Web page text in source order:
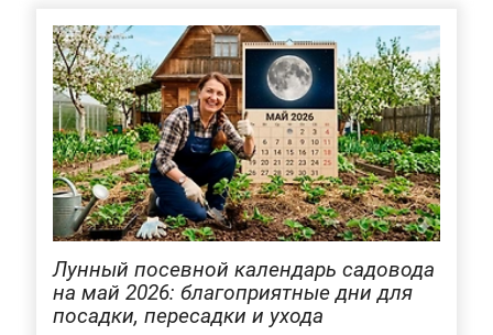
Лунный посевной календарь садовода
на май 2026: благоприятные дни для
посадки, пересадки и ухода